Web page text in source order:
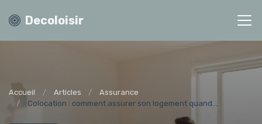
Decoloisir
Accueil Articles
Assurance
Colocation : comment assurer son logement quand...